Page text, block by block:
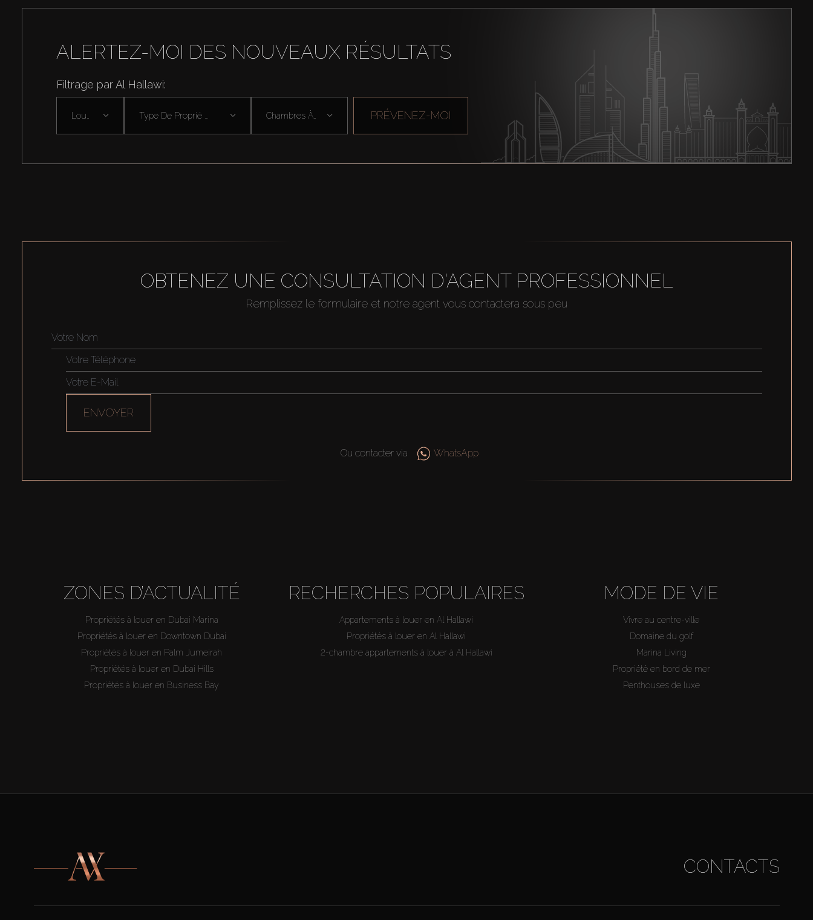
ALERTEZ-MOI DES NOUVEAUX RÉSULTATS
Filtrage par Al Hallawi:
Type De Proprié ... Chambres À Cou ... PRÉVENEZ-MOI
OBTENEZ UNE CONSULTATION D'AGENT PROFESSIONNEL
Remplissez le formulaire et notre agent vous contactera sous peu
ENVOYER
Ou contacter via WhatsApp
ZONES D’ACTUALITÉ
Propriétés à louer en Dubai Marina
Propriétés à louer en Downtown Dubai
Propriétés à louer en Palm Jumeirah
Propriétés à louer en Dubai Hills
Propriétés à louer en Business Bay
RECHERCHES POPULAIRES
Appartements à louer en Al Hallawi
Propriétés à louer en Al Hallawi
2-chambre appartements à louer à Al Hallawi
MODE DE VIE
Vivre au centre-ville
Domaine du golf
Marina Living
Propriété en bord de mer
Penthouses de luxe
CONTACTS